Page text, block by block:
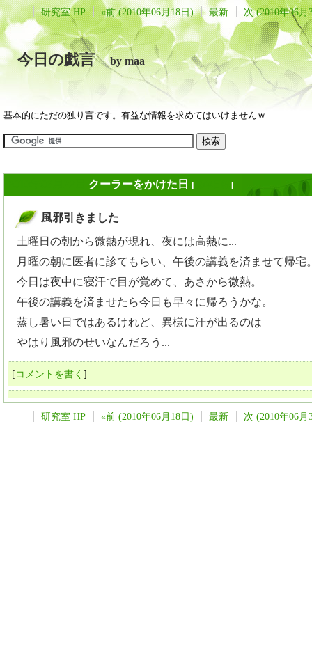
研究室 HP «前 (2010年06月18日) 最新 次 (2010年06月
今日の戯言by maa
基本的にただの独り言です。有益な情報を求めてはいけませんｗ
クーラーをかけた日 [ ]
風邪引きました
土曜日の朝から微熱が現れ、夜には高熱に...
月曜の朝に医者に診てもらい、午後の講義を済ませて帰宅
今日は夜中に寝汗で目が覚めて、あさから微熱。
午後の講義を済ませたら今日も早々に帰ろうかな。
蒸し暑い日ではあるけれど、異様に汗が出るのは
やはり風邪のせいなんだろう...
[コメントを書く ]
研究室 HP «前 (2010年06月18日) 最新 次 (2010年06月